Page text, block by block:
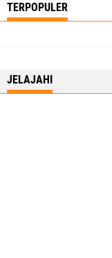
TERPOPULER
JELAJAHI